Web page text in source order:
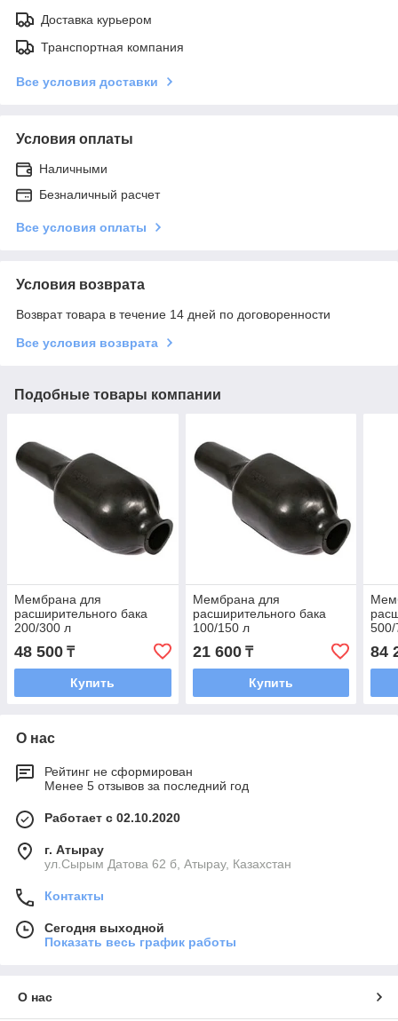
Доставка курьером
Транспортная компания
Все условия доставки
Условия оплаты
Наличными
Безналичный расчет
Все условия оплаты
Условия возврата
Возврат товара в течение 14 дней по договоренности
Все условия возврата
Подобные товары компании
Мембрана для
расширительного бака
200/300 л
48 500 ₸
Купить
Мембрана для
расширительного бака
100/150 л
21 600₸
Купить
84
О нас
Рейтинг не сформирован
Менее 5 отзывов за последний год
Работает с 02.10.2020
г. Атырау
ул.Сырым Датова 62 б, Атырау, Казахстан
Контакты
Сегодня выходной
Показать весь график работы
О нас